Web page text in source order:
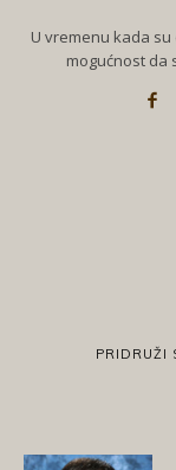
U vremenu kada
mogućnost da
PRIDRUŽI